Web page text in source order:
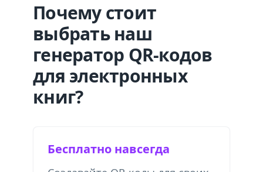
Почему стоит
выбрать наш
генератор QR-кодов
для электронных
книг?
Бесплатно навсегда